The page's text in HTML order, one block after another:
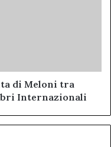
di Meloni tra
Internazionali